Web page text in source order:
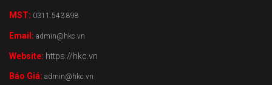
MST: 0311.543.898
Email: admin@hkc.vn
Website: https://hkc.vn
Báo Giá: admin@hkc.vn